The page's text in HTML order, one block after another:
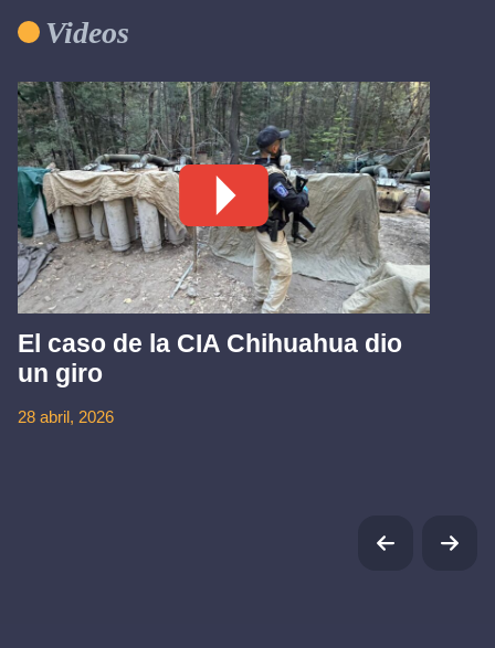
Videos
El caso de la CIA Chihuahua dio
un giro
28 abril, 2026